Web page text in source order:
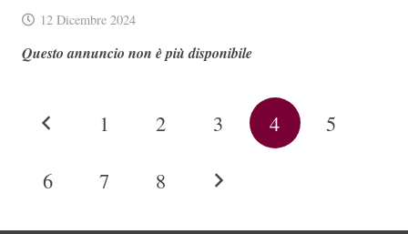
12 Dicembre 2024
Questo annuncio non è più disponibile
1 2 3 4 5
6 7 8